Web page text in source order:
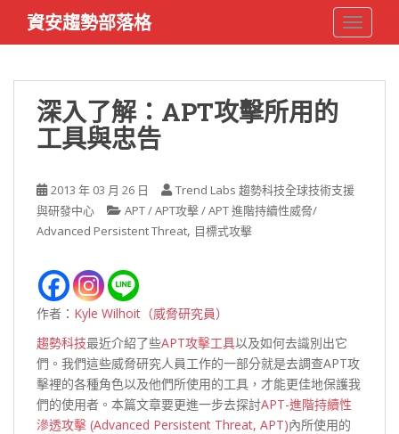
i
資安趨勢部落格
深入了解：APT攻擊所用的
工具與忠告
2013 年 03 月 26 日
Trend Labs 趨勢科技全球技術支援
與研發中心
APT / APT攻擊 / APT 進階持續性威脅/
Advanced Persistent Threat, 目標式攻擊
作者： Kyle Wilhoit（威脅研究員）
趨勢科技最近介紹了些APT攻擊工具以及如何去識別出它
們。我們這些威脅研究人員工作的一部分就是去調查APT攻
擊裡的各種角色以及他們所使用的工具，才能更佳地保護我
們的使用者。本篇文章要更進一步去探討APT-進階持續性
滲透攻擊 (Advanced Persistent Threat, APT)內所使用的